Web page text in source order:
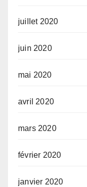
juillet 2020
juin 2020
mai 2020
avril 2020
mars 2020
février 2020
janvier 2020